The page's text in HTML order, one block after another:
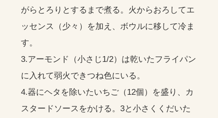
がらとろりとするまで煮る。火からおろしてエ
ッセンス（少々）を加え、ボウルに移して冷ま
す。
3.アーモンド（小さじ1/2）は乾いたフライパン
に入れて弱火できつね色にいる。
4.器にヘタを除いたいちご（12個）を盛り、カ
スタードソースをかける。3と小さくくだいた